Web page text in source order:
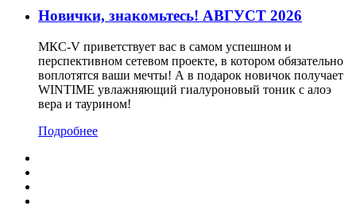
Новички, знакомьтесь! АВГУСТ 2026
МКС-V приветствует вас в самом успешном и
перспективном сетевом проекте, в котором обязательно
воплотятся ваши мечты! А в подарок новичок получает
WINTIME увлажняющий гиалуроновый тоник с алоэ
вера и таурином!
Подробнее